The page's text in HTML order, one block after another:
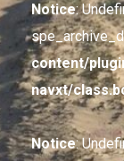
Notice:
content/
navxt/
Notice: